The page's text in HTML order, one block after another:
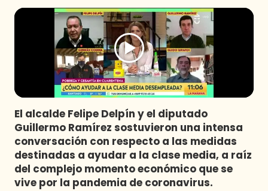
El alcalde Felipe Delpín y el diputado
Guillermo Ramírez sostuvieron una intensa
conversación con respecto a las medidas
destinadas a ayudar a la clase media, a raíz
del complejo momento económico que se
vive por la pandemia de coronavirus.
Programas
Club De La Comedia
Contigo en Directo
Plan Perfecto
El Tiempo
Sabingo
Todos Los Programas